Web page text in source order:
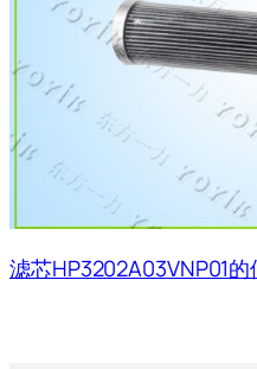
滤芯HP3202A03VNP01